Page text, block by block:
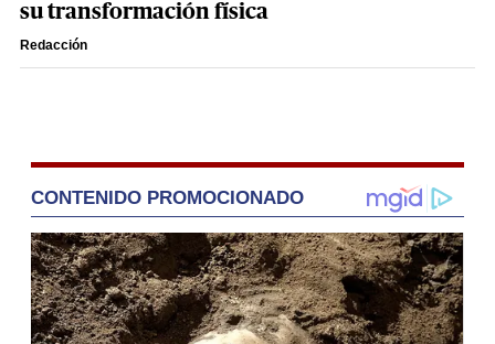
su transformación física
Redacción
CONTENIDO PROMOCIONADO